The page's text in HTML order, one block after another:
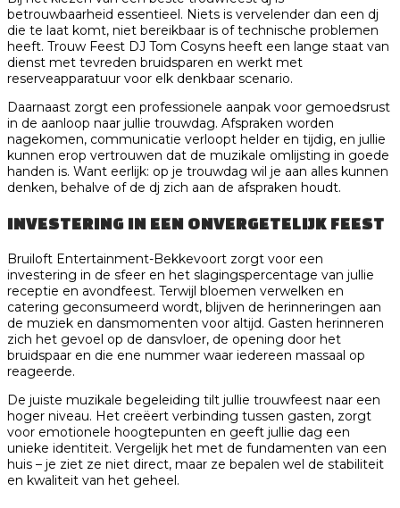
betrouwbaarheid essentieel. Niets is vervelender dan een dj
die te laat komt, niet bereikbaar is of technische problemen
heeft. Trouw Feest DJ Tom Cosyns heeft een lange staat van
dienst met tevreden bruidsparen en werkt met
reserveapparatuur voor elk denkbaar scenario.
Daarnaast zorgt een professionele aanpak voor gemoedsrust
in de aanloop naar jullie trouwdag. Afspraken worden
nagekomen, communicatie verloopt helder en tijdig, en jullie
kunnen erop vertrouwen dat de muzikale omlijsting in goede
handen is. Want eerlijk: op je trouwdag wil je aan alles kunnen
denken, behalve of de dj zich aan de afspraken houdt.
INVESTERING IN EEN ONVERGETELIJK FEEST
Bruiloft Entertainment-Bekkevoort zorgt voor een
investering in de sfeer en het slagingspercentage van jullie
receptie en avondfeest. Terwijl bloemen verwelken en
catering geconsumeerd wordt, blijven de herinneringen aan
de muziek en dansmomenten voor altijd. Gasten herinneren
zich het gevoel op de dansvloer, de opening door het
bruidspaar en die ene nummer waar iedereen massaal op
reageerde.
De juiste muzikale begeleiding tilt jullie trouwfeest naar een
hoger niveau. Het creëert verbinding tussen gasten, zorgt
voor emotionele hoogtepunten en geeft jullie dag een
unieke identiteit. Vergelijk het met de fundamenten van een
huis – je ziet ze niet direct, maar ze bepalen wel de stabiliteit
en kwaliteit van het geheel.